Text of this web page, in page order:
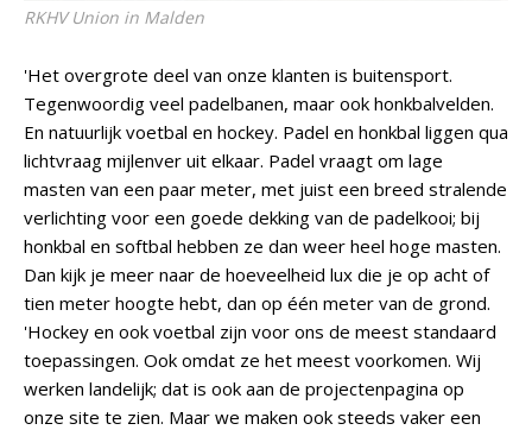
RKHV Union in Malden
'Het overgrote deel van onze klanten is buitensport.
Tegenwoordig veel padelbanen, maar ook honkbalvelden.
En natuurlijk voetbal en hockey. Padel en honkbal liggen qua
lichtvraag mijlenver uit elkaar. Padel vraagt om lage
masten van een paar meter, met juist een breed stralende
verlichting voor een goede dekking van de padelkooi; bij
honkbal en softbal hebben ze dan weer heel hoge masten.
Dan kijk je meer naar de hoeveelheid lux die je op acht of
tien meter hoogte hebt, dan op één meter van de grond.
'Hockey en ook voetbal zijn voor ons de meest standaard
toepassingen. Ook omdat ze het meest voorkomen. Wij
werken landelijk; dat is ook aan de projectenpagina op
onze site te zien. Maar we maken ook steeds vaker een